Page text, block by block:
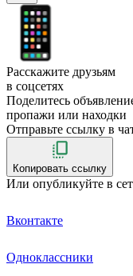
Расскажите друзьям
в соцсетях
Поделитесь
пропажи или находки
Отправьте ссылку в
Копировать ссылку
Или опубликуйте в
Вконтакте
Одноклассники